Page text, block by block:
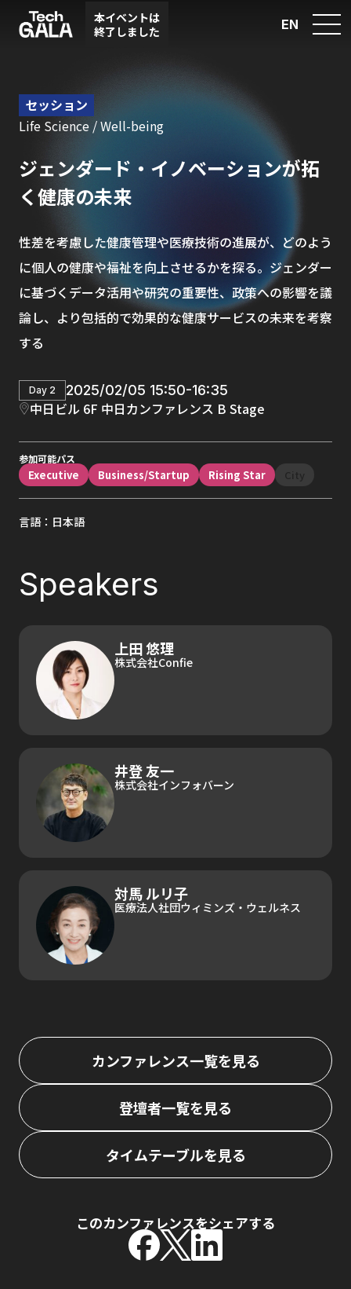
セッション
Life Science / Well-being
ジェンダード・イノベーションが拓
く健康の未来
性差を考慮した健康管理や医療技術の進展が、どのよう
に個人の健康や福祉を向上させるかを探る。ジェンダー
に基づくデータ活用や研究の重要性、政策への影響を議
論し、より包括的で効果的な健康サービスの未来を考察
する
Day 2 2025/02/05 15:50-16:35
中日ビル 6F 中日カンファレンス B Stage
参加可能パス
Executive Business/Startup Rising Star City
言語：日本語
Speakers
上田 悠理
株式会社Confie
井登 友一
株式会社インフォバーン
対馬 ルリ子
医療法人社団ウィミンズ・ウェルネス
カンファレンス一覧を見る
登壇者一覧を見る
タイムテーブルを見る
このカンファレンスをシェアする
本イベントは
終了しました
EN